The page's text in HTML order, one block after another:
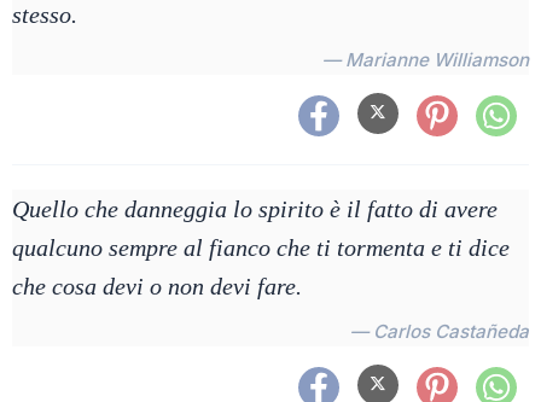
stesso.
— Marianne Williamson
Quello che danneggia lo spirito è il fatto di avere
qualcuno sempre al fianco che ti tormenta e ti dice
che cosa devi o non devi fare.
— Carlos Castañeda